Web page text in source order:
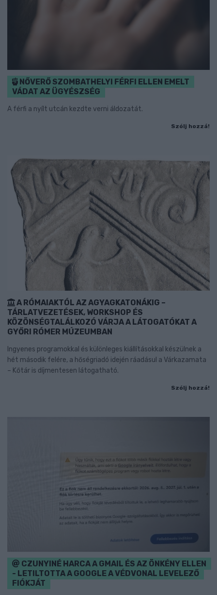
NŐVERŐ SZOMBATHELYI FÉRFI ELLEN EMELT
VÁDAT AZ ÜGYÉSZSÉG
A férfi a nyílt utcán kezdte verni áldozatát.
Szólj hozzá!
A RÓMAIAKTÓL AZ AGYAGKATONÁKIG –
TÁRLATVEZETÉSEK, WORKSHOP ÉS
KÖZÖNSÉGTALÁLKOZÓ VÁRJA A LÁTOGATÓKAT A
GYŐRI RÓMER MÚZEUMBAN
Ingyenes programokkal és különleges kiállításokkal készülnek a
hét második felére, a hőségriadó idején ráadásul a Várkazamata
– Kőtár is díjmentesen látogatható.
Szólj hozzá!
CZUNYINÉ HARCA A GMAIL ÉS AZ ÖNKÉNY ELLEN
- LETILTOTTA A GOOGLE A VÉDVONAL LEVELEZŐ
FIÓKJÁT